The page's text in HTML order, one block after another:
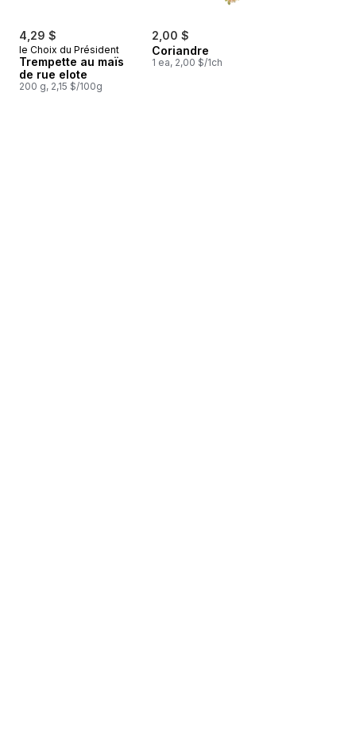
4,29 $
le Choix du Président
Trempette au maïs
de rue elote
200 g, 2,15 $/100g
2,00 $
Coriandre
1 ea, 2,00 $/1ch